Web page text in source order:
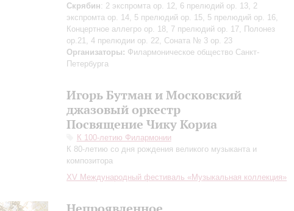
Скрябин: 2 экспромта ор. 12, 6 прелюдий ор. 13, 2
экспромта ор. 14, 5 прелюдий ор. 15, 5 прелюдий ор. 16,
Концертное аллегро ор. 18, 7 прелюдий ор. 17, Полонез
ор.21, 4 прелюдии ор. 22, Соната № 3 ор. 23
Организаторы: Филармоническое общество Санкт-
Петербурга
Игорь Бутман и Московский
джазовый оркестр
Посвящение Чику Кориа
К 100-летию Филармонии
К 80-летию со дня рождения великого музыканта и
композитора
XV Международный фестиваль «Музыкальная коллекция»